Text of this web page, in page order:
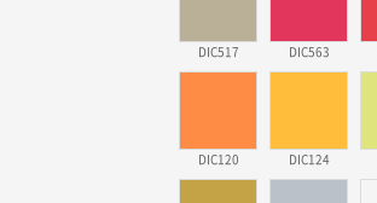
DIC517 DIC563
DIC120 DIC124